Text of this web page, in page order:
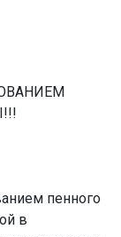
пенного
в